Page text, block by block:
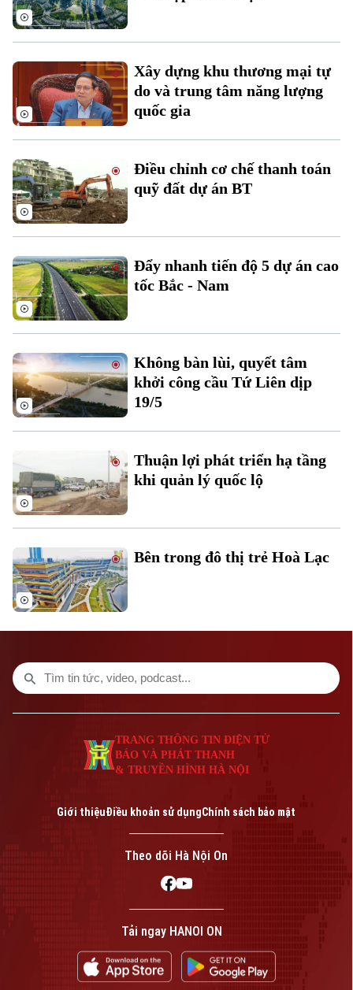
Theo dõi Hà Nội On
0865.116.699 (hotline) 0865.116.699
phép số: Số 63/GP-TTDT, cấp ngày 10/05/2023
TRANG THÔNG TIN ĐIỆN TỬ
CỦA CƠ QUAN BÁO VÀ PHÁT THANH TRUYỀN HÌNH HÀ NỘI
Số 3-5 Huỳnh Thúc Kháng-Phường Láng-Hà Nội
Xây dựng khu thương mại tự
do và trung tâm năng lượng
quốc gia
Điều chỉnh cơ chế thanh toán
quỹ đất dự án BT
Đẩy nhanh tiến độ 5 dự án cao
tốc Bắc - Nam
Không bàn lùi, quyết tâm
khởi công cầu Tứ Liên dịp
19/5
Thuận lợi phát triển hạ tầng
khi quản lý quốc lộ
Bên trong đô thị trẻ Hoà Lạc
TRANG THÔNG TIN ĐIỆN TỬ
BÁO VÀ PHÁT THANH
& TRUYỀN HÌNH HÀ NỘI
Giới thiệuĐiều khoản sử dụngChính sách bảo mật
Theo dõi Hà Nội On
Tải ngay HANOI ON